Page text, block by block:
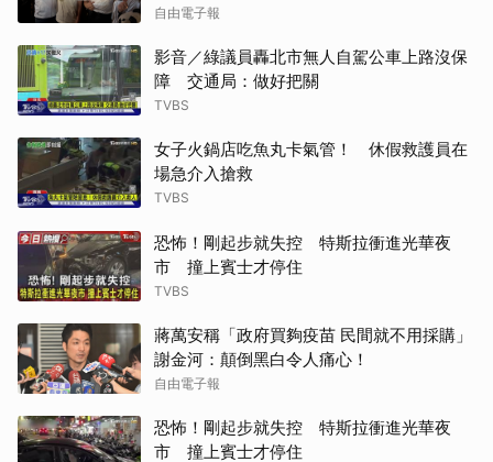
自由電子報
影音／綠議員轟北市無人自駕公車上路沒保
障 交通局：做好把關
TVBS
女子火鍋店吃魚丸卡氣管！ 休假救護員在
場急介入搶救
TVBS
恐怖！剛起步就失控 特斯拉衝進光華夜
市 撞上賓士才停住
TVBS
蔣萬安稱「政府買夠疫苗 民間就不用採購」
謝金河：顛倒黑白令人痛心！
自由電子報
恐怖！剛起步就失控 特斯拉衝進光華夜
市 撞上賓士才停住